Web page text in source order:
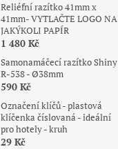
Reliéfní razítko 41mm x
41mm- VYTLAČTE LOGO NA
JAKÝKOLI PAPÍR
1 480 Kč
Samonamáčecí razítko Shiny
R-538 - Ø38mm
590 Kč
Označení klíčů - plastová
klíčenka číslovaná - ideální
pro hotely - kruh
29 Kč